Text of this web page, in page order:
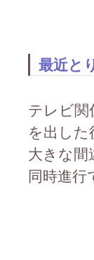
最近と
テレビ関
を出し
大きな間
同時進